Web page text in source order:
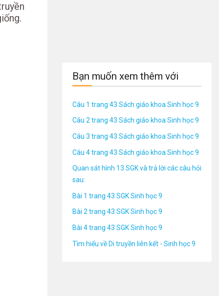
Bạn muốn xem thêm với
Câu 1 trang 43 Sách giáo khoa Sinh học 9
Câu 2 trang 43 Sách giáo khoa Sinh học 9
Câu 3 trang 43 Sách giáo khoa Sinh học 9
Câu 4 trang 43 Sách giáo khoa Sinh học 9
Quan sát hình 13 SGK và trả lời các câu hỏi
sau:
Bài 1 trang 43 SGK Sinh học 9
Bài 2 trang 43 SGK Sinh học 9
Bài 4 trang 43 SGK Sinh học 9
Tìm hiểu về Di truyền liên kết - Sinh học 9